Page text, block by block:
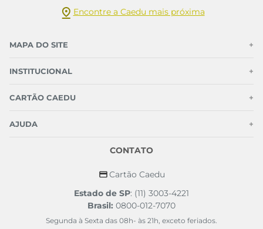
Encontre a Caedu mais próxima
MAPA DO SITE +
INSTITUCIONAL +
CARTÃO CAEDU +
AJUDA +
CONTATO
Cartão Caedu
Estado de SP: (11) 3003-4221
Brasil: 0800-012-7070
Segunda à Sexta das 08h- às 21h, exceto feriados.